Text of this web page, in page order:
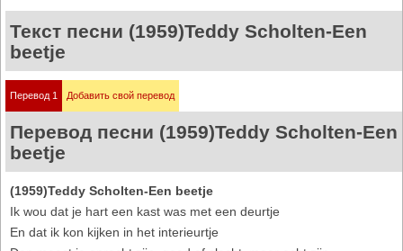
Текст песни (1959)Teddy Scholten-Een
beetje
Перевод 1 Добавить свой перевод
Перевод песни (1959)Teddy Scholten-Een
beetje
(1959)Teddy Scholten-Een beetje
Ik wou dat je hart een kast was met een deurtje
En dat ik kon kijken in het interieurtje